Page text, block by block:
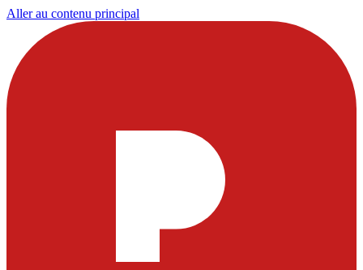
Aller au contenu principal